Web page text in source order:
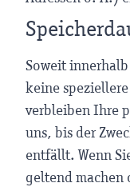
Soweit
keine
verbleiben Ihre
uns, bis der
entfällt. Wenn
geltend